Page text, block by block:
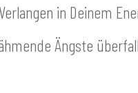
in Deinem
Ängste